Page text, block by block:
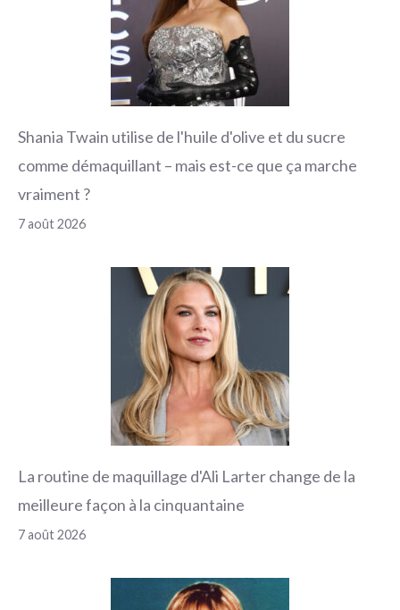
Shania Twain utilise de l'huile d'olive et du sucre
comme démaquillant – mais est-ce que ça marche
vraiment ?
7 août 2026
La routine de maquillage d'Ali Larter change de la
meilleure façon à la cinquantaine
7 août 2026